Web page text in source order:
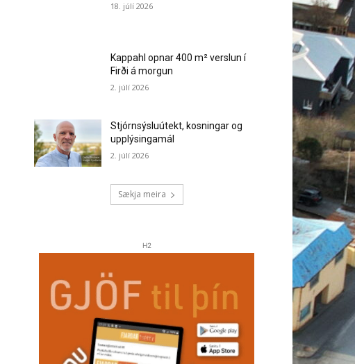
18. júlí 2026
Kappahl opnar 400 m² verslun í
Firði á morgun
2. júlí 2026
Stjórnsýsluútekt, kosningar og
upplýsingamál
2. júlí 2026
Sækja meira
H2